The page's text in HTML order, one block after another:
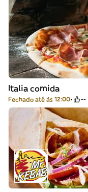
Italia comida
Fechado até às 12:00 --